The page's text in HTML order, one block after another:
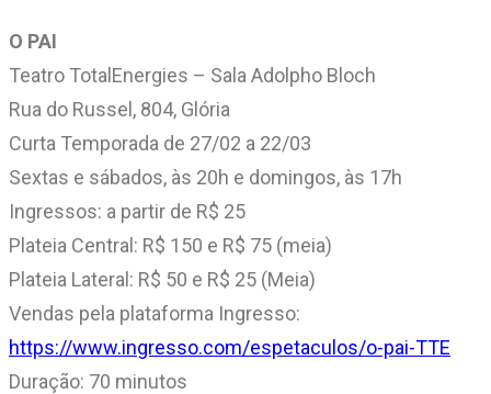
O PAI
Teatro TotalEnergies – Sala Adolpho Bloch
Rua do Russel, 804, Glória
Curta Temporada de 27/02 a 22/03
Sextas e sábados, às 20h e domingos, às 17h
Ingressos: a partir de R$ 25
Plateia Central: R$ 150 e R$ 75 (meia)
Plateia Lateral: R$ 50 e R$ 25 (Meia)
Vendas pela plataforma Ingresso:
https://www.ingresso.com/espetaculos/o-pai-TTE
Duração: 70 minutos